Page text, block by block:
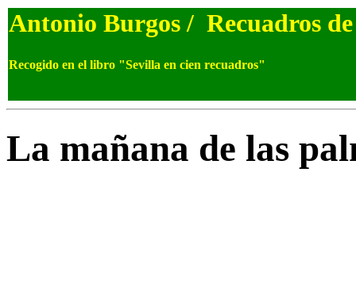
Antonio Burgos / Recuadros
Recogido en el libro "Sevilla en cien recuadros"
La mañana de las